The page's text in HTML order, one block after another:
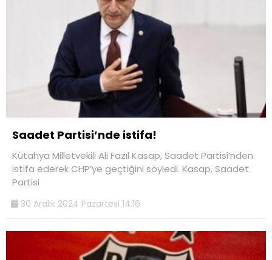
Saadet Partisi’nde istifa!
Kütahya Milletvekili Ali Fazıl Kasap, Saadet Partisi‘nden
istifa ederek CHP’ye geçtiğini söyledi. Kasap, Saadet
Partisi
30 Aralık 2024 Pazartesi 14:16